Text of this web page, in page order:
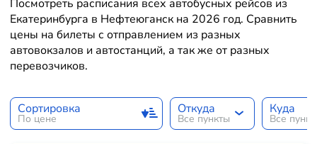
Посмотреть расписания всех автобусных рейсов из
Екатеринбурга в Нефтеюганск на 2026 год. Сравнить
цены на билеты с отправлением из разных
автовокзалов и автостанций, а так же от разных
перевозчиков.
Сортировка
По цене
Откуда
Все пункты
Куда
Все